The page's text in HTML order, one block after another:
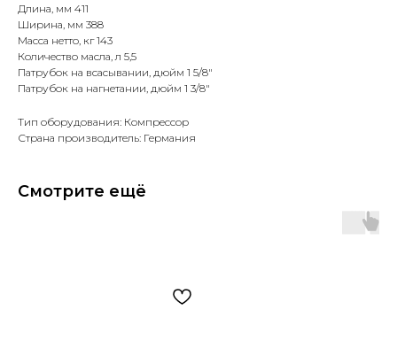
Длина, мм 411
Ширина, мм 388
Масса нетто, кг 143
Количество масла, л 5,5
Патрубок на всасывании, дюйм 1 5/8"
Патрубок на нагнетании, дюйм 1 3/8"
Тип оборудования: Компрессор
Страна производитель: Германия
Смотрите ещё